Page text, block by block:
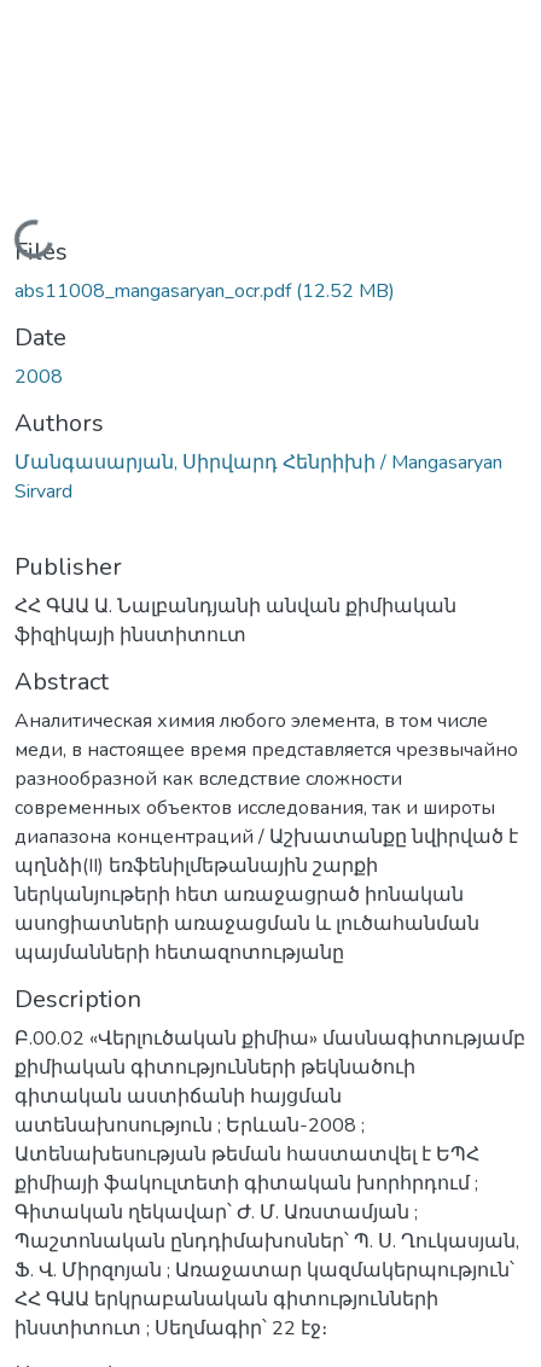
Loading...
Files
abs11008_mangasaryan_ocr.pdf(12.52 MB)
Date
2008
Authors
Մանգասարյան, Սիրվարդ Հենրիխի / Mangasaryan
Sirvard
Publisher
ՀՀ ԳԱԱ Ա. Նալբանդյանի անվան քիմիական
ֆիզիկայի ինստիտուտ
Abstract
Аналитическая химия любого элемента, в том числе
меди, в настоящее время представляется чрезвычайно
разнообразной как вследствие сложности
современных объектов исследования, так и широты
диапазона концентраций / Աշխատանքը նվիրված է
պղնձի(II) եռֆենիլմեթանային շարքի
ներկանյութերի հետ առաջացրած իոնական
ասոցիատների առաջացման և լուծահանման
պայմանների հետազոտությանը
Description
Բ.00.02 «Վերլուծական քիմիա» մասնագիտությամբ
քիմիական գիտությունների թեկնածուի
գիտական աստիճանի հայցման
ատենախոսություն ; Երևան-2008 ;
Ատենախեսության թեման հաստատվել է ԵՊՀ
քիմիայի ֆակուլտետի գիտական խորհրդում ;
Գիտական ղեկավար՝ Ժ. Մ. Առստամյան ;
Պաշտոնական ընդդիմախոսներ՝ Պ. Ս. Ղուկասյան,
Ֆ. Վ. Միրզոյան ; Առաջատար կազմակերպություն՝
ՀՀ ԳԱԱ երկրաբանական գիտությունների
ինստիտուտ ; Սեղմագիր՝ 22 էջ։